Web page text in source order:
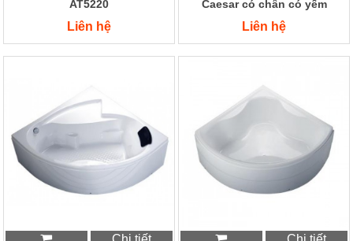
AT5220
Liên hệ
Caesar có chân có yếm
Liên hệ